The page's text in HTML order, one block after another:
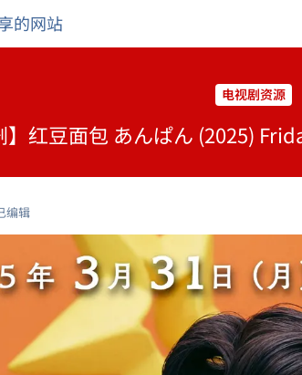
的网站
电视剧资源
】红豆面包 あんぱん (2025)
编辑